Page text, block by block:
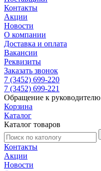
Контакты
Акции
Новости
О компании
Доставка и оплата
Вакансии
Реквизиты
Заказать звонок
7 (3452) 699-220
7 (3452) 699-221
Обращение к руководителю
Корзина
Каталог
Каталог товаров
Контакты
Акции
Новости